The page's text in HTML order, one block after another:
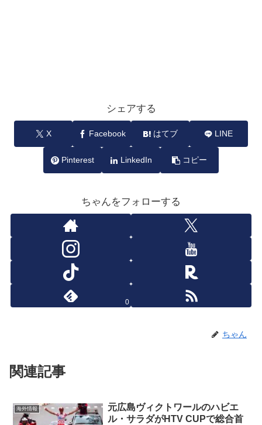
シェアする
X Facebook はてブ LINE
Pinterest LinkedIn コピー
ちゃんをフォローする
0
ちゃん
関連記事
海外情報
元広島ヴィクトワールのハビエ
ル・サラダがHTV CUPで総合首